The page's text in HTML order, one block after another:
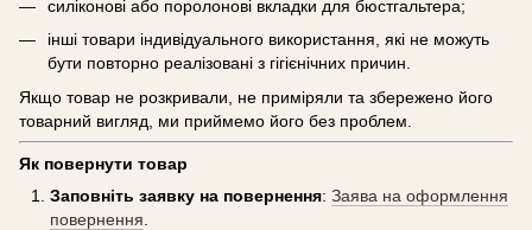
силіконові або поролонові вкладки для бюстгальтера;
інші товари індивідуального використання, які не можуть
бути повторно реалізовані з гігієнічних причин.
Якщо товар не розкривали, не приміряли та збережено його
товарний вигляд, ми приймемо його без проблем.
Як повернути товар
Заповніть заявку на повернення: Заява на оформлення
повернення